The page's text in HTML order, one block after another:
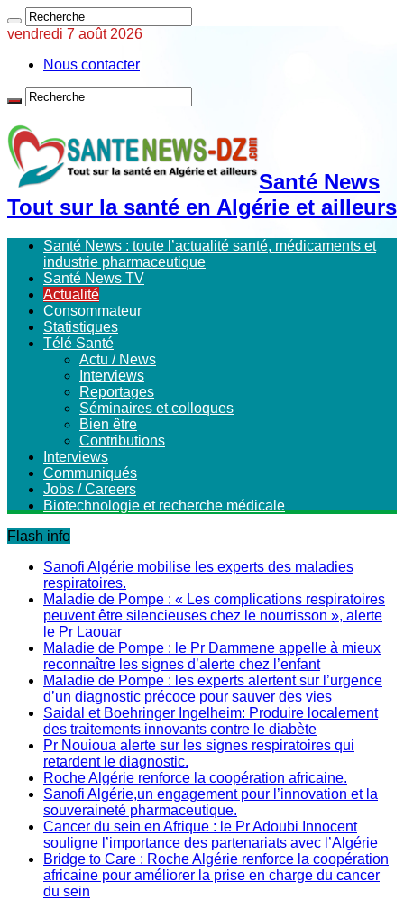
vendredi 7 août 2026
Nous contacter
Santé News
Tout sur la santé en Algérie et ailleurs
Santé News : toute l’actualité santé, médicaments et
industrie pharmaceutique
Santé News TV
Actualité
Consommateur
Statistiques
Télé Santé
Actu / News
Interviews
Reportages
Séminaires et colloques
Bien être
Contributions
Interviews
Communiqués
Jobs / Careers
Biotechnologie et recherche médicale
Flash info
Sanofi Algérie mobilise les experts des maladies
respiratoires.
Maladie de Pompe : « Les complications respiratoires
peuvent être silencieuses chez le nourrisson », alerte
le Pr Laouar
Maladie de Pompe : le Pr Dammene appelle à mieux
reconnaître les signes d’alerte chez l’enfant
Maladie de Pompe : les experts alertent sur l’urgence
d’un diagnostic précoce pour sauver des vies
Saidal et Boehringer Ingelheim: Produire localement
des traitements innovants contre le diabète
Pr Nouioua alerte sur les signes respiratoires qui
retardent le diagnostic.
Roche Algérie renforce la coopération africaine.
Sanofi Algérie,un engagement pour l’innovation et la
souveraineté pharmaceutique.
Cancer du sein en Afrique : le Pr Adoubi Innocent
souligne l’importance des partenariats avec l’Algérie
Bridge to Care : Roche Algérie renforce la coopération
africaine pour améliorer la prise en charge du cancer
du sein